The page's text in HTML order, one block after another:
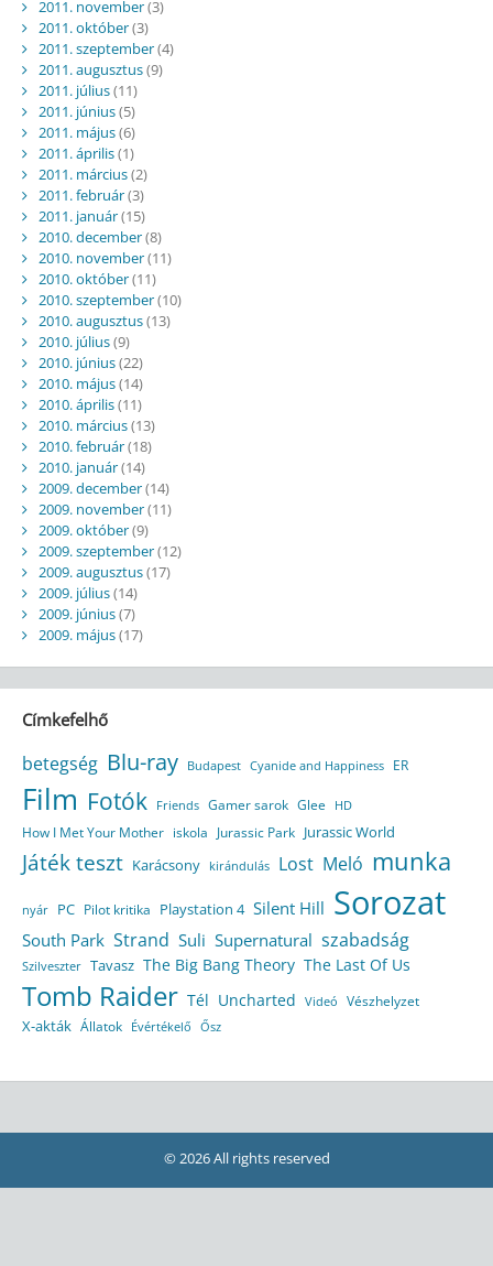
2011. november(3)
2011. október(3)
2011. szeptember(4)
2011. augusztus(9)
2011. július(11)
2011. június(5)
2011. május(6)
2011. április(1)
2011. március(2)
2011. február(3)
2011. január(15)
2010. december(8)
2010. november(11)
2010. október(11)
2010. szeptember(10)
2010. augusztus(13)
2010. július(9)
2010. június(22)
2010. május(14)
2010. április(11)
2010. március(13)
2010. február(18)
2010. január(14)
2009. december(14)
2009. november(11)
2009. október(9)
2009. szeptember(12)
2009. augusztus(17)
2009. július(14)
2009. június(7)
2009. május(17)
Címkefelhő
betegség Blu-ray Budapest Cyanide and Happiness ER
Film Fotók Friends Gamer sarok Glee HD
How I Met Your Mother iskola Jurassic Park Jurassic World
Játék teszt Karácsony kirándulás Lost Meló munka
nyár PC Pilot kritika Playstation 4 Silent Hill Sorozat
South Park Strand Suli Supernatural szabadság
Szilveszter Tavasz The Big Bang Theory The Last Of Us
Tomb Raider Tél Uncharted Videó Vészhelyzet
X-akták Állatok Évértékelő Ősz
© 2026 All rights reserved